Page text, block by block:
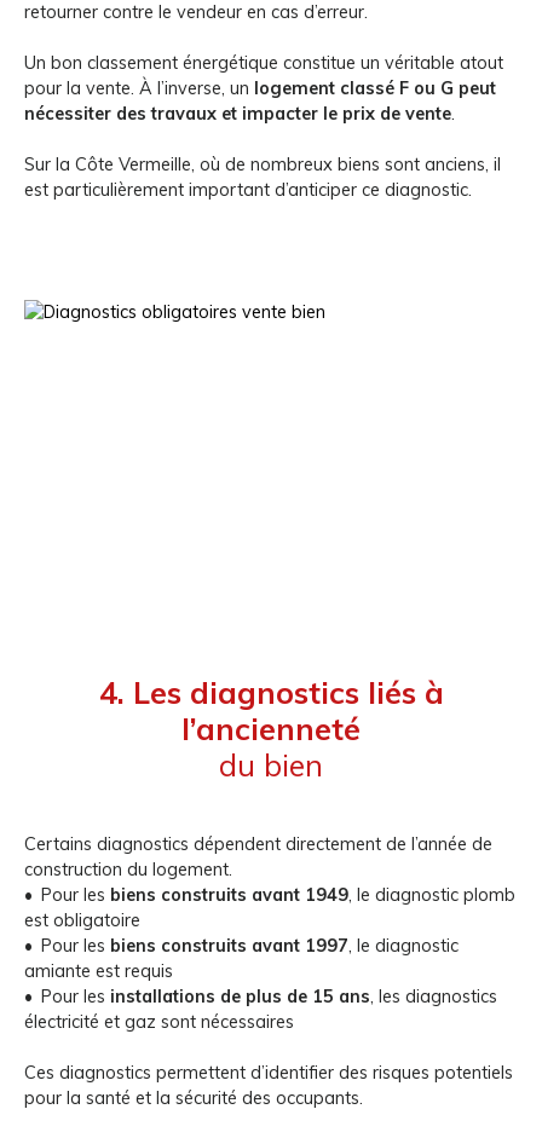
retourner contre le vendeur en cas d’erreur.
Un bon classement énergétique constitue un véritable atout
pour la vente. À l’inverse, un logement classé F ou G peut
nécessiter des travaux et impacter le prix de vente.
Sur la Côte Vermeille, où de nombreux biens sont anciens, il
est particulièrement important d’anticiper ce diagnostic.
4. Les diagnostics liés à
l’ancienneté
du bien
Certains diagnostics dépendent directement de l’année de
construction du logement.
Pour les biens construits avant 1949, le diagnostic plomb
est obligatoire
Pour les biens construits avant 1997, le diagnostic
amiante est requis
Pour les installations de plus de 15 ans, les diagnostics
électricité et gaz sont nécessaires
Ces diagnostics permettent d’identifier des risques potentiels
pour la santé et la sécurité des occupants.